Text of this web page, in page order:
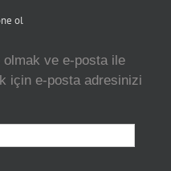
ol
olmak ve e-posta ile
için e-posta adresinizi